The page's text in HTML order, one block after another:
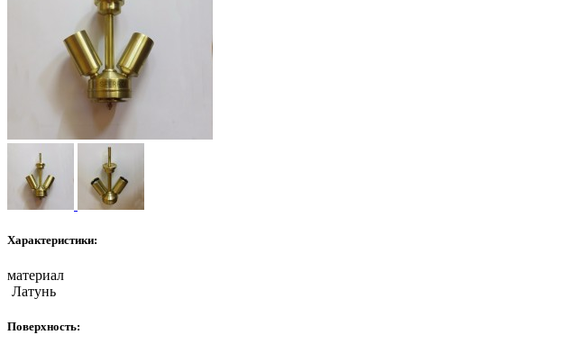
Характеристики:
материал
Латунь
Поверхность: